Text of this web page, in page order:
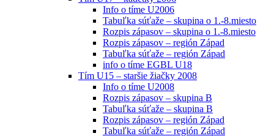
Info o tíme U2006
Tabuľka súťaže – skupina o 1.-8.miesto
Rozpis zápasov – skupina o 1.-8.miesto
Rozpis zápasov – región Západ
Tabuľka súťaže – región Západ
info o tíme EGBL U18
Tím U15 – staršie žiačky 2008
Info o tíme U2008
Rozpis zápasov – skupina B
Tabuľka súťaže – skupina B
Rozpis zápasov – región Západ
Tabuľka súťaže – región Západ